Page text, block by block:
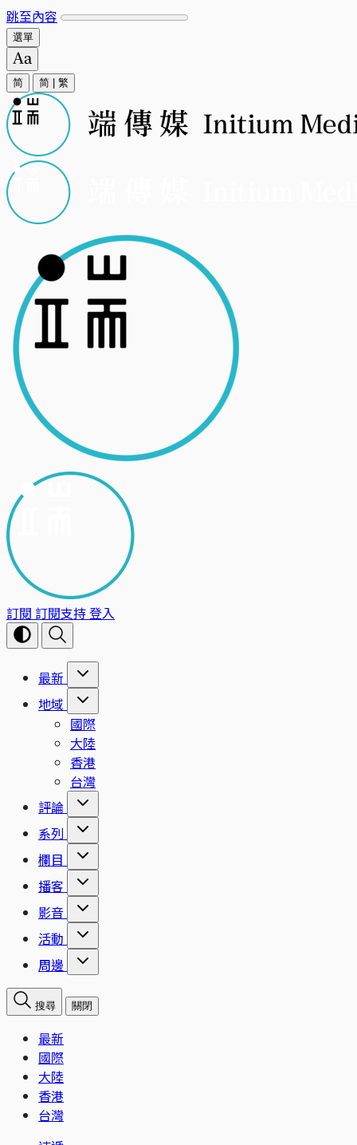
跳至內容
選單
简 简 繁
訂閱 訂閱支持登入
最新
地域
國際
大陸
香港
台灣
評論
系列
欄目
播客
影音
活動
周邊
搜尋 關閉
最新
國際
大陸
香港
台灣